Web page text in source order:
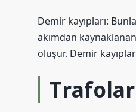
Demir kayıpları:
akımdan kaynaklanan
oluşur. Demir